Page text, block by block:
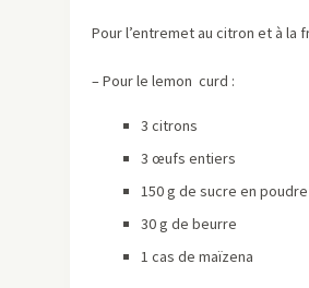
Pour l’entremet au citron et à la
– Pour le lemon curd :
3 citrons
3 œufs entiers
150 g de sucre en poudre
30 g de beurre
1 cas de maïzena